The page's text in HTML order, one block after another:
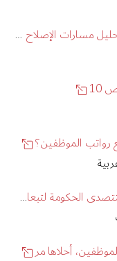
الاقتصادي والإداري
رواتب الموظفين؟
لتبعات كورونا أيضا؟
أحلاها مر